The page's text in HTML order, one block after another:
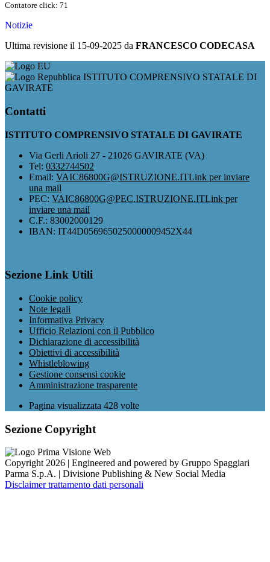
Contatore click: 71
Notizie
Ultima revisione il 15-09-2025 da FRANCESCO CODECASA
ISTITUTO COMPRENSIVO STATALE DI
GAVIRATE
Contatti
ISTITUTO COMPRENSIVO STATALE DI GAVIRATE
Via Gerli Arioli 27 - 21026 GAVIRATE (VA)
Tel: 0332744502
Email: VAIC86800G@ISTRUZIONE.ITLink per inviare
una mail
PEC: VAIC86800G@PEC.ISTRUZIONE.ITLink per
inviare una mail
C.F.: 83002000129
IBAN: IT44D0569650250000009452X44
Sezione Link Utili
Cookie policy
Note legali
Informativa Privacy
Ufficio Relazioni con il Pubblico
Dichiarazione di accessibilità
Obiettivi di accessibilità
Whistleblowing
Gestione consensi cookie
Amministrazione trasparente
Pagina visualizzata 428 volte
Sezione Copyright
Copyright 2026 | Engineered and powered by Gruppo Spaggiari
Parma S.p.A. | Divisione Publishing & New Social Media
Disclaimer trattamento dati personali